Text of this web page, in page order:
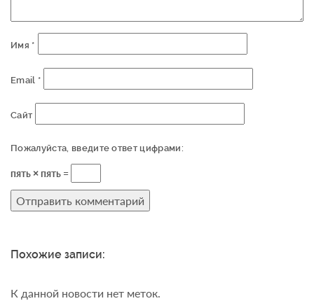
Имя *
Email *
Сайт
Пожалуйста, введите ответ цифрами:
пять × пять =
Похожие записи:
К данной новости нет меток.